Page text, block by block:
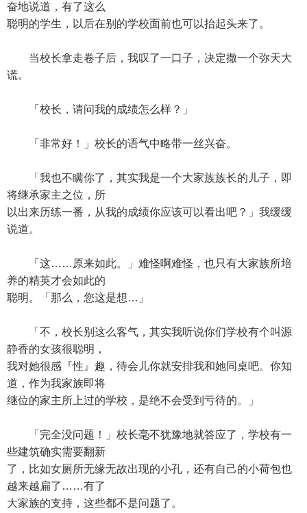
奋地说道，有了这么
聪明的学生，以后在别的学校面前也可以抬起头来了。
当校长拿走卷子后，我叹了一口子，决定撒一个弥天大
谎。
「校长，请问我的成绩怎么样？」
「非常好！」校长的语气中略带一丝兴奋。
「我也不瞒你了，其实我是一个大家族族长的儿子，即
将继承家主之位，所
以出来历练一番，从我的成绩你应该可以看出吧？」我缓缓
说道。
「这……原来如此。」难怪啊难怪，也只有大家族所培
养的精英才会如此的
聪明。「那么，您这是想…」
「不，校长别这么客气，其实我听说你们学校有个叫源
静香的女孩很聪明，
我对她很感『性』趣，待会儿你就安排我和她同桌吧。你知
道，作为我家族即将
继位的家主所上过的学校，是绝不会受到亏待的。」
「完全没问题！」校长毫不犹豫地就答应了，学校有一
些建筑确实需要翻新
了，比如女厕所无缘无故出现的小孔，还有自己的小荷包也
越来越扁了……有了
大家族的支持，这些都不是问题了。